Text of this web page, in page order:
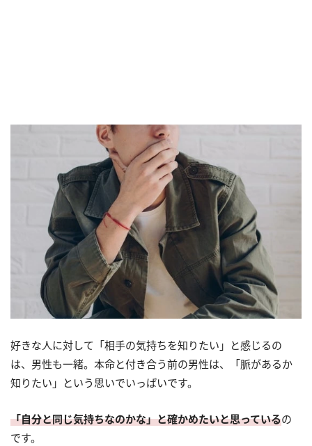
好きな人に対して「相手の気持ちを知りたい」と感じるの
は、男性も一緒。本命と付き合う前の男性は、「脈があるか
知りたい」という思いでいっぱいです。
「自分と同じ気持ちなのかな」と確かめたいと思っているの
です。